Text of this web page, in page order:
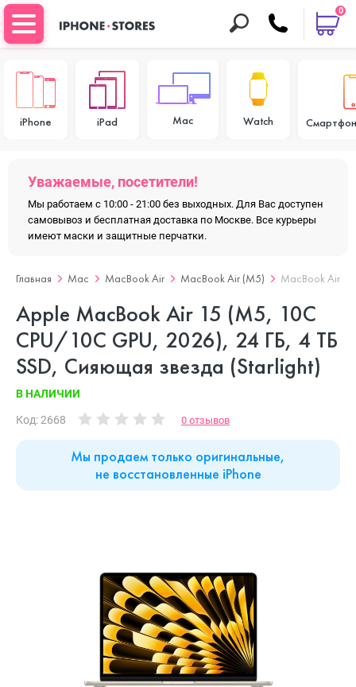
0
iPhone iPad Mac Watch
Уважаемые, посетители!
Мы работаем с 10:00 - 21:00 без выходных. Для Вас доступен
самовывоз и бесплатная доставка по Москве. Все курьеры
имеют маски и защитные перчатки.
Главная Mac MacBook Air MacBook Air (M5) MacBook Air
Apple MacBook Air 15 (M5, 10C
CPU/10C GPU, 2026), 24 ГБ, 4 ТБ
SSD, Сияющая звезда (Starlight)
В НАЛИЧИИ
Код: 2668 0 отзывов
Мы продаем только оригинальные,
не восстановленные iPhone